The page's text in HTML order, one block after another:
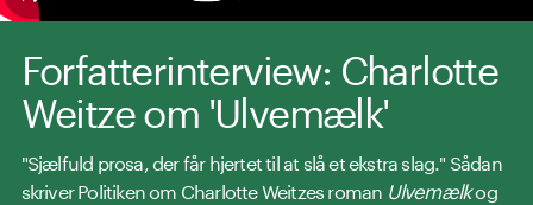
Forfatterinterview: Charlotte
Weitze om 'Ulvemælk'
"Sjælfuld prosa, der får hjertet til at slå et ekstra slag." Sådan
skriver Politiken om Charlotte Weitzes roman Ulvemælkog